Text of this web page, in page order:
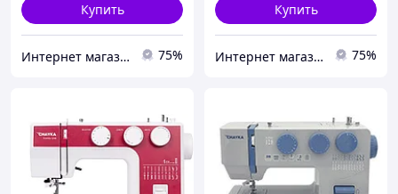
Купить
Интернет магазин "Техника" 75%
Купить
Интернет магазин "Техника" 75%